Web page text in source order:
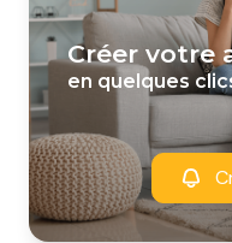
créer votre
en quelques